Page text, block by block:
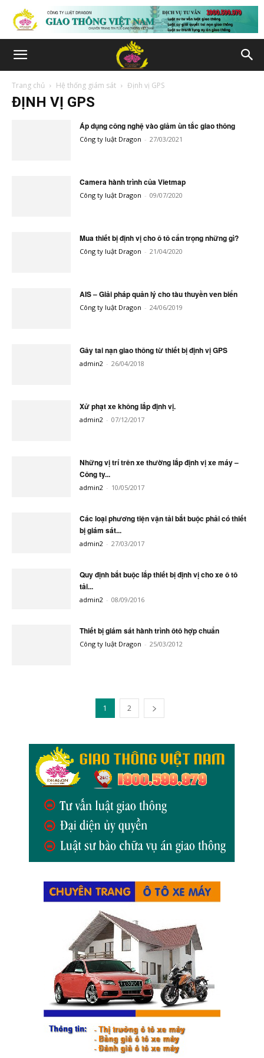
Trang chủ Hệ thống giám sát Định vị GPS
ĐỊNH VỊ GPS
Áp dụng công nghệ vào giảm ùn tắc giao thông
Công ty luật Dragon - 27/03/2021
Camera hành trình của Vietmap
Công ty luật Dragon - 09/07/2020
Mua thiết bị định vị cho ô tô cẩn trọng những gì?
Công ty luật Dragon - 21/04/2020
AIS – Giải pháp quản lý cho tàu thuyền ven biển
Công ty luật Dragon - 24/06/2019
Gây tai nạn giao thông từ thiết bị định vị GPS
admin2 - 26/04/2018
Xử phạt xe không lắp định vị.
admin2 - 07/12/2017
Những vị trí trên xe thường lắp định vị xe máy –
Công ty...
admin2 - 10/05/2017
Các loại phương tiện vận tải bắt buộc phải có thiết
bị giám sát...
admin2 - 27/03/2017
Quy định bắt buộc lắp thiết bị định vị cho xe ô tô
tải...
admin2 - 08/09/2016
Thiết bị giám sát hành trình ôtô hợp chuẩn
Công ty luật Dragon - 25/03/2012
1 2